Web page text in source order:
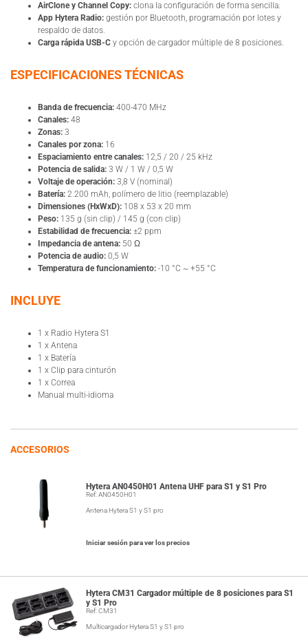
AirClone y Channel Copy: clona la configuración de forma sencilla.
App Hytera Radio: gestión por Bluetooth, programación por lotes y
respaldo de datos.
Carga rápida USB-C y opción de cargador múltiple de 8 posiciones.
ESPECIFICACIONES TÉCNICAS
Banda de frecuencia: 400-470 MHz
Canales: 48
Zonas: 3
Canales por zona: 16
Espaciamiento entre canales: 12,5 / 20 / 25 kHz
Potencia de salida: 3 W / 1 W / 0,5 W
Voltaje de operación: 3,8 V (nominal)
Batería: 2.200 mAh, polímero de litio (reemplazable)
Dimensiones (HxWxD): 108 x 53 x 20 mm
Peso: 135 g (sin clip) / 145 g (con clip)
Estabilidad de frecuencia: ±2 ppm
Impedancia de antena: 50 Ω
Potencia de audio: 0,5 W
Temperatura de funcionamiento: -10 °C ~ +55 °C
INCLUYE
1 x Radio Hytera S1
1 x Antena
1 x Batería
1 x Clip para cinturón
1 x Correa
Manual multi-idioma
ACCESORIOS
Hytera AN0450H01 Antena UHF para S1 y S1 Pro
Ref: AN0450H01
Antena Hytera S1 y S1 pro
Iniciar sesión para ver los precios
Hytera CM31 Cargador múltiple de 8 posiciones para S1
y S1 Pro
Ref: CM31
Multicargador Hytera S1 y S1 pro